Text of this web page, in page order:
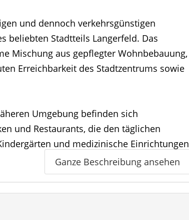
und dennoch verkehrsgünstigen
beliebten Stadtteils Langerfeld. Das
Mischung aus gepflegter Wohnbebauung,
Erreichbarkeit des Stadtzentrums sowie
Umgebung befinden sich
und Restaurants, die den täglichen
und medizinische Einrichtungen
für Familien und Berufstätige.
ist nur wenige Minuten entfernt
Ganze Beschreibung ansehen